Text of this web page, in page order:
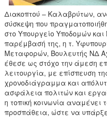
Διακοπτού – Καλαβρύτων,
σύσκεψη που
στο Υπουργείο Υποδομών
παρέμβασή της, η τ.
Μεταφορών, Βουλευτής ΝΔ
έθεσε ως στόχο την άμεση
λειτουργία, με επίσπευση
χρονοδιάγραμμα και
ασφάλεια πολιτών και
η τοπική κοινωνία αναμένει
προσπάθεια, ώστε να